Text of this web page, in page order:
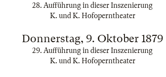
28. Aufführung in dieser Inszenierung
K. und K. Hofoperntheater
Donnerstag, 9. Oktober 1879
29. Aufführung in dieser Inszenierung
K. und K. Hofoperntheater